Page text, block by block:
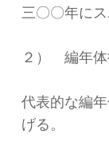
三〇〇年にス
２） 編年体
代表的な編
げる。